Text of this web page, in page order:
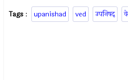
Tags : upanishad ved उपनिषद्‍